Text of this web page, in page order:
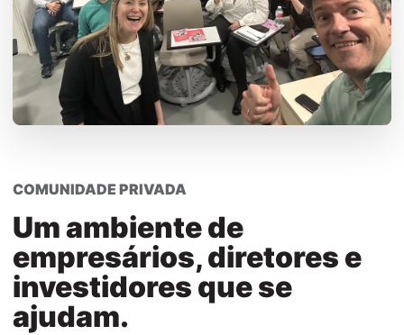
COMUNIDADE PRIVADA
Um ambiente de
empresários, diretores e
investidores que se
ajudam.